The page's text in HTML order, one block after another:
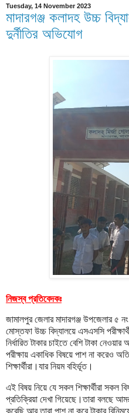
Tuesday, 14 November 2023
মাদারগঞ্জ কলাদহ উচ্চ
দুর্নীতির অভিযোগ
নিজস্ব প্রতিবেদকঃ
জামালপুর জেলার মাদারগঞ্জ উপজেলার ৫
মোস্তফা উচ্চ বিদ্যালয়ে এসএসসি
নির্ধারিত টাকার চাইতে বেশি টাকা
পরীক্ষায় একাধিক বিষয়ে পাশ না করেও
শিক্ষার্থীরা।যার নিয়ম বহির্ভূত।
এই বিষয় নিয়ে যে সকল শিক্ষার্থীরা সকল
প্রতিক্রিয়া দেখা গিয়েছে।তারা বলছে